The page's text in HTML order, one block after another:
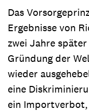
Das
Ergebnisse von
zwei Jahre
Gründung der
wieder
eine
ein